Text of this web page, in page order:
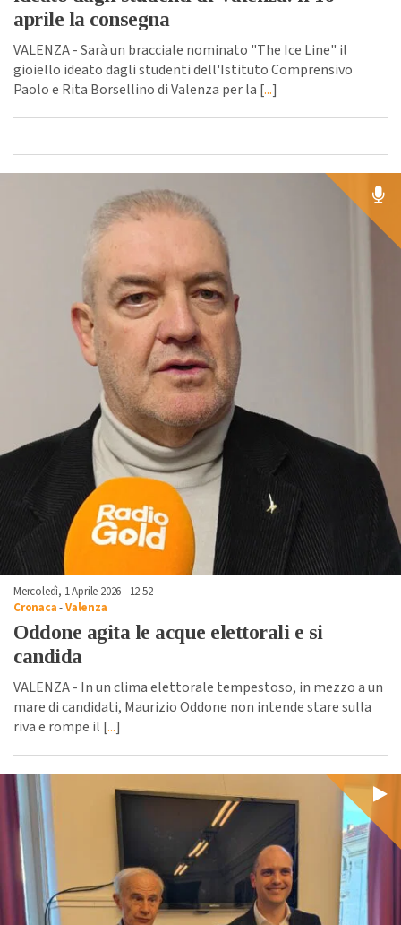
aprile la consegna
VALENZA - Sarà un bracciale nominato "The Ice Line" il
gioiello ideato dagli studenti dell'Istituto Comprensivo
Paolo e Rita Borsellino di Valenza per la [...]
Mercoledì, 1 Aprile 2026 - 12:52
Cronaca-Valenza
Oddone agita le acque elettorali e si
candida
VALENZA - In un clima elettorale tempestoso, in mezzo a un
mare di candidati, Maurizio Oddone non intende stare sulla
riva e rompe il [...]